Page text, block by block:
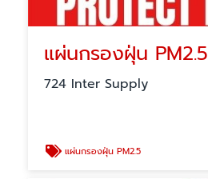
แผ่นกรองฝุ่น PM2.5
724 Inter Supply
แผ่นกรองฝุ่น PM2.5